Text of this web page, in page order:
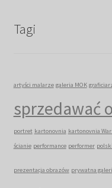
Tagi
artyści malarze galeria MOK
sprzedawać
portret kartonovnia kartonovnia
ścianie performance performer
prezentacja obrazów prywatna